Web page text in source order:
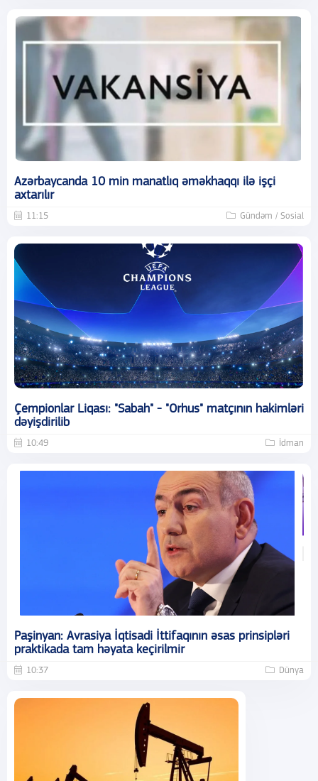
Azərbaycanda 10 min manatlıq əməkhaqqı ilə işçi
axtarılır
11:15 Gündəm / Sosial
Çempionlar Liqası: "Sabah" - "Orhus" matçının hakimləri
dəyişdirilib
10:49 İdman
Paşinyan: Avrasiya İqtisadi İttifaqının əsas prinsipləri
praktikada tam həyata keçirilmir
10:37 Dünya